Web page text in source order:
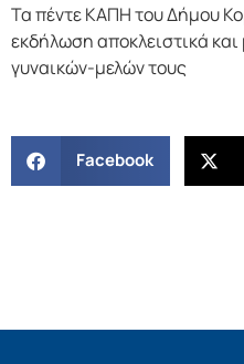
Τα πέντε ΚΑΠΗ του Δήμου
εκδήλωση αποκλειστικά
γυναικών-μελών τους
Facebook